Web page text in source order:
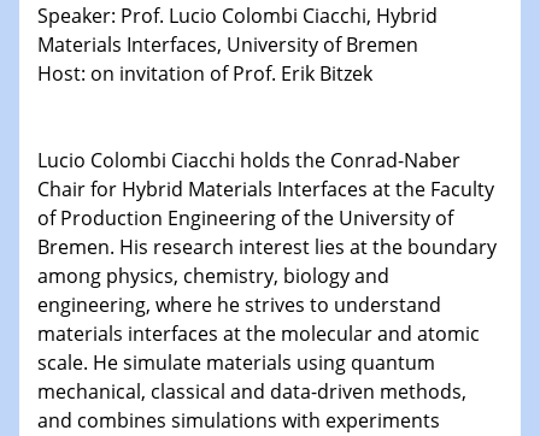
14.01.2025
SFB 1242 Kolloquium
Comets – Why Should We Study Them?
15.01.2025
GDCh Kolloquium
22.01.2025
Physikalisches Kolloquium
Make it and break it: Contact and Cracks at soft
interfaces
Speaker: Prof. Lucio Colombi Ciacchi, Hybrid
Materials Interfaces, University of Bremen
Host: on invitation of Prof. Erik Bitzek
Lucio Colombi Ciacchi holds the Conrad-Naber
Chair for Hybrid Materials Interfaces at the Faculty
of Production Engineering of the University of
Bremen. His research interest lies at the boundary
among physics, chemistry, biology and
engineering, where he strives to understand
materials interfaces at the molecular and atomic
scale. He simulate materials using quantum
mechanical, classical and data-driven methods,
and combines simulations with experiments